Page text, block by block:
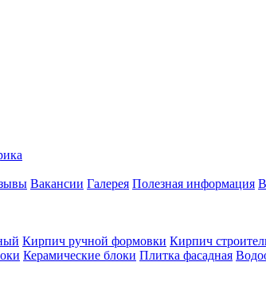
Вакансии Галерея Полезная информация
Кирпич ручной формовки Кирпич
Керамические блоки Плитка фасадная